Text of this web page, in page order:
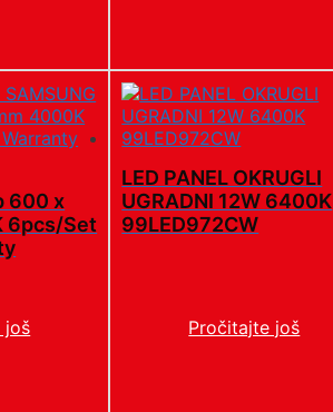
600 x
6pcs/Set
još
LED PANEL OKRUGLI
UGRADNI 12W 6400K
99LED972CW
Pročitajte još